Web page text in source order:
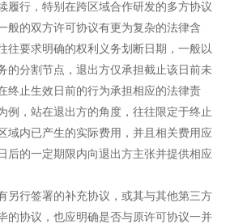
履行，特别在跨区域合作研发的多方协议
般的双方许可协议有更为复杂的法律含
往要求明确的权利义务划断日期，一般以
的分割节点，退出方仅承担截止该日前未
终止生效日前的行为承担相应的法律责
例，站在退出方的角度，往往限定于终止
域内已产生的实际费用，并且相关费用应
后的一定期限内向退出方主张并提供相应
另行签署的补充协议，或其与其他第三方
的协议，也应明确是否与原许可协议一并